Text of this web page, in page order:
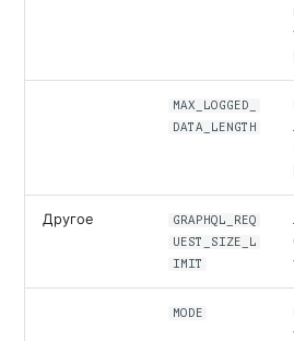
MAX_LOGGED_
DATA_LENGTH
Другое
GRAPHQL_REQ
UEST_SIZE_L
IMIT
MODE